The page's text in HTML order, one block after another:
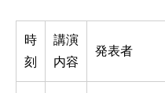
時
刻
講演
内容
発表者